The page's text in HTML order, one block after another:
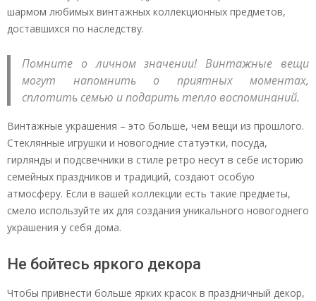
шармом любимых винтажных коллекционных предметов,
доставшихся по наследству.
Помните о личном значении! Винтажные вещи
могут напомнить о приятных моментах,
сплотить семью и подарить тепло воспоминаний.
Винтажные украшения – это больше, чем вещи из прошлого.
Стеклянные игрушки и новогодние статуэтки, посуда,
гирлянды и подсвечники в стиле ретро несут в себе историю
семейных праздников и традиций, создают особую
атмосферу. Если в вашей коллекции есть такие предметы,
смело используйте их для создания уникального новогоднего
украшения у себя дома.
Не бойтесь яркого декора
Чтобы привнести больше ярких красок в праздничный декор,